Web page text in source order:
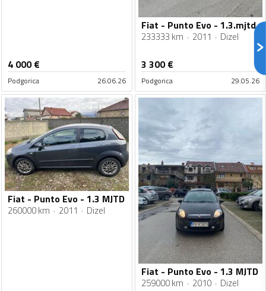
4 000€
Podgorica 26.06.26
Fiat - Punto Evo - 1.3.mjtd
233333 km 2011 Dizel
3 300€
Podgorica 29.05.26
Fiat - Punto Evo - 1.3 MJTD
260000 km 2011 Dizel
Fiat - Punto Evo - 1.3 MJTD
259000 km 2010 Dizel